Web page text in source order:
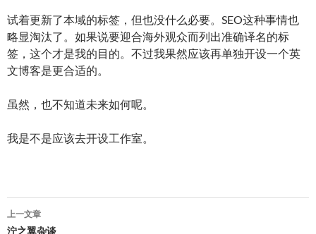
试着更新了本域的标签，但也没什么必要。SEO这种事情也
略显淘汰了。如果说要迎合海外观众而列出准确译名的标
签，这个才是我的目的。不过我果然应该再单独开设一个英
文博客是更合适的。
虽然，也不知道未来如何呢。
我是不是应该去开设工作室。
文
上一文章
泞之翼杂谈